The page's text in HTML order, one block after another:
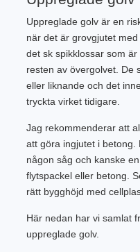
Uppreglade golv är en
när det är grovgjutet
det sk spikklossar som
resten av övergolvet. De
eller liknande och det
tryckta virket tidigare.
Jag rekommenderar att
att göra ingjutet i betong.
någon såg och kanske
flytspackel eller betong.
rätt bygghöjd med
Här nedan har vi samlat
uppreglade golv.